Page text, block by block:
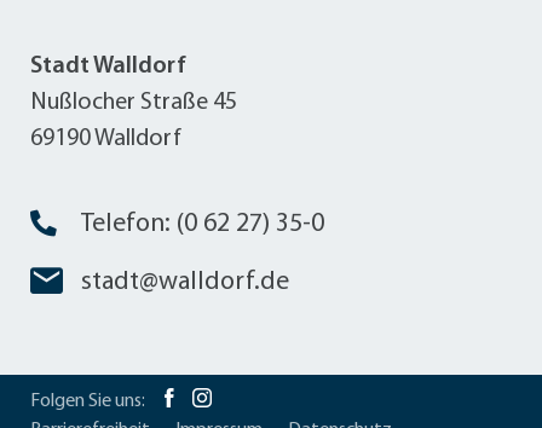
Stadt Walldorf
Nußlocher Straße 45
69190 Walldorf
Telefon: (0 62 27) 35-0
stadt@walldorf.de
Folgen Sie uns: